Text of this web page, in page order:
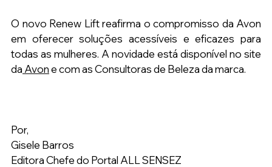
O novo Renew Lift reafirma o compromisso da Avon
em oferecer soluções acessíveis e eficazes para
todas as mulheres. A novidade está disponível no site
da Avon e com as Consultoras de Beleza da marca.
Por,
Gisele Barros
Editora Chefe do Portal ALL SENSEZ